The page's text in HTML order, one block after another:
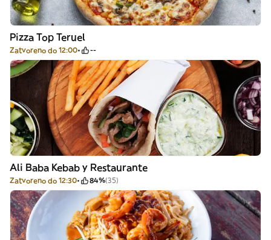
Pizza Top Teruel
Zatvoreno do 12:00 --
Ali Baba Kebab y Restaurante
Zatvoreno do 12:30 84%(35)